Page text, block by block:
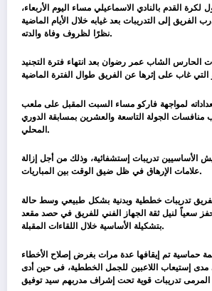
القدم بالنادي الاسماعيلي مساء اليوم الأربعاء،
إلى التدريبات بعد غيابه خلال الأيام الماضية
نظرًا لظروف وفاة والدته.
الحارس الشاب عمر رضوان بعد انتهاء فترة التجنيد
لمواجهة فاركو مساء السبت المقبل على ملعب
منافسات الجولة التاسعة والعشرين بمسابقة الدوري
المحلي.
الأساسيين تدريبات إستشفائية، وذلك من أجل إزالة
علامات الإرهاق في ظل ضيق الوقت بين المباريات.
تدريبات خططية وبدنية بشكل طبيعي وسط حالة
سعياً لنيل ثقة الجهاز الفني للفريق في حصد مقعد
بتشكيلة الأساسية خلال اللقاءات المقبلة.
حماسية تم إيقافها عدة مرات بغرض إصلاح الأخطاء
مدى إستيعاب اللاعبين للجمل الخططية، فى حين أدى